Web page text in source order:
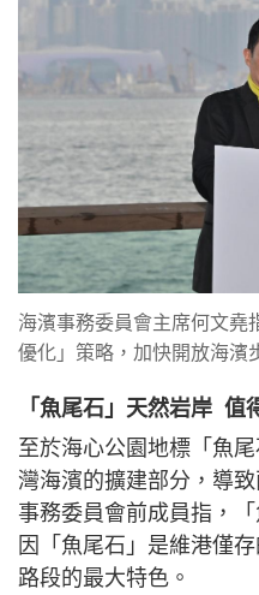
海濱事務委員會主席何文堯
優化」策略，加快開放海濱
「魚尾石」天然岩岸 值
至於海心公園地標「魚
灣海濱的擴建部分，導
事務委員會前成員指，
因「魚尾石」是維港僅
路段的最大特色。